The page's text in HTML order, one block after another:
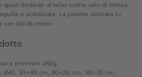
dedicati al relax come sale di lettura,
e sofisticata. La palette delicata lo
vari stili di interni.
premium 240g
(A4), 30×40 cm, 40×50 cm, 50×70 cm,